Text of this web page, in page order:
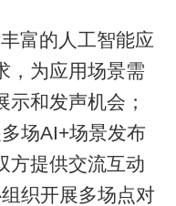
富的人工智能应
，为应用场景需
和发声机会；
场AI+场景发布
方提供交流互动
织开展多场点对